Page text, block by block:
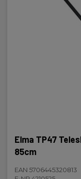
Elma TP47
85cm
EAN 5706445320813